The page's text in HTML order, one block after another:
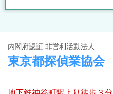
内閣府認証 非営利活動法人
東京都探偵業協会